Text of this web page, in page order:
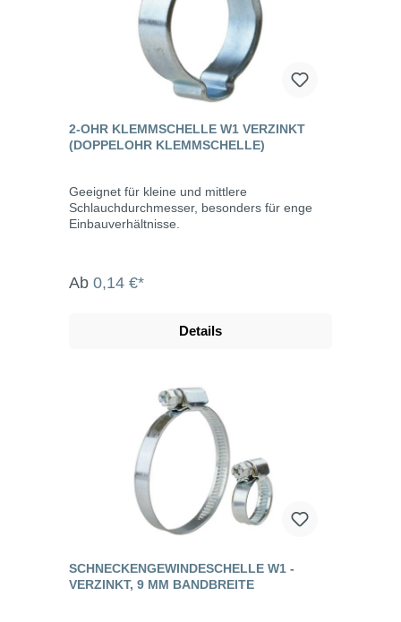
2-OHR KLEMMSCHELLE W1 VERZINKT
(DOPPELOHR KLEMMSCHELLE)
Geeignet für kleine und mittlere
Schlauchdurchmesser, besonders für enge
Einbauverhältnisse.
Ab 0,14 €*
Details
SCHNECKENGEWINDESCHELLE W1 -
VERZINKT, 9 MM BANDBREITE